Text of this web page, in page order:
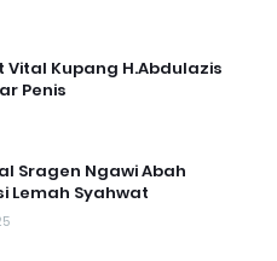
Vital Kupang H.Abdulazis
Penis
Sragen Ngawi Abah
Lemah Syahwat